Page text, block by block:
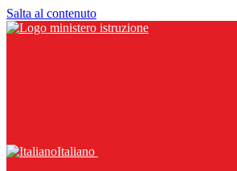
Salta al contenuto
Italiano